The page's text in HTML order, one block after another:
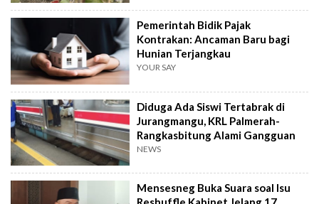
Pemerintah Bidik Pajak
Kontrakan: Ancaman Baru bagi
Hunian Terjangkau
YOUR SAY
Diduga Ada Siswi Tertabrak di
Jurangmangu, KRL Palmerah-
Rangkasbitung Alami Gangguan
NEWS
Mensesneg Buka Suara soal Isu